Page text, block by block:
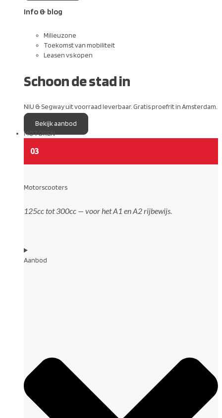
Info & blog
Milieuzone
Toekomst van mobiliteit
Leasen vs kopen
Schoon de stad in
NIU & Segway uit voorraad leverbaar. Gratis proefrit in Amsterdam.
Bekijk aanbod
MOTOREN
03
Motorscooters
125cc tot 300cc — voor het A1 en A2 rijbewijs.
Aanbod